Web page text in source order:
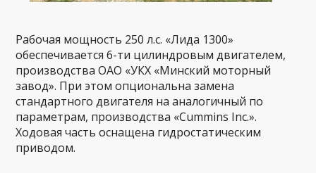
Рабочая мощность 250 л.с. «Лида 1300»
обеспечивается 6-ти цилиндровым двигателем,
производства ОАО «УКХ «Минский моторный
завод». При этом опциональна замена
стандартного двигателя на аналогичный по
параметрам, производства «Cummins Inc.».
Ходовая часть оснащена гидростатическим
приводом.